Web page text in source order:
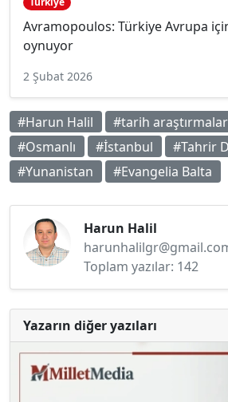
Avramopoulos: Türkiye Avrupa
oynuyor
2 Şubat 2026
#Harun Halil #tarih
#Osmanlı
#İstanbul
#Tahrir
#Yunanistan
#Evangelia Balta
Harun Halil
Toplam yazılar: 142
Yazarın diğer yazıları